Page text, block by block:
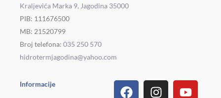
Kraljevića Marka 9, Jagodina 35000
PIB: 111676500
MB: 21520799
Broj telefona: 035 250 570
hidrotermjagodina@yahoo.com
Informacije FacebookInstagram
Linkedin
Viber
TiktokPinterest